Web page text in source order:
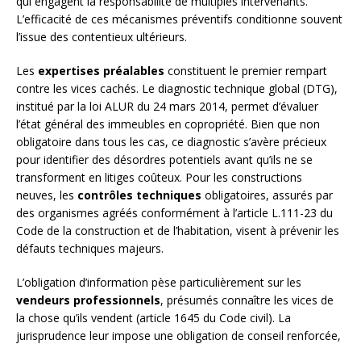
L’efficacité de ces mécanismes préventifs conditionne souvent
l’issue des contentieux ultérieurs.
Les expertises préalables constituent le premier rempart
contre les vices cachés. Le diagnostic technique global (DTG),
institué par la loi ALUR du 24 mars 2014, permet d’évaluer
l’état général des immeubles en copropriété. Bien que non
obligatoire dans tous les cas, ce diagnostic s’avère précieux
pour identifier des désordres potentiels avant qu’ils ne se
transforment en litiges coûteux. Pour les constructions
neuves, les contrôles techniques obligatoires, assurés par
des organismes agréés conformément à l’article L.111-23 du
Code de la construction et de l’habitation, visent à prévenir les
défauts techniques majeurs.
L’obligation d’information pèse particulièrement sur les
vendeurs professionnels, présumés connaître les vices de
la chose qu’ils vendent (article 1645 du Code civil). La
jurisprudence leur impose une obligation de conseil renforcée,